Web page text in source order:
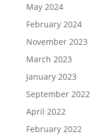
May 2024
February 2024
November 2023
March 2023
January 2023
September 2022
April 2022
February 2022